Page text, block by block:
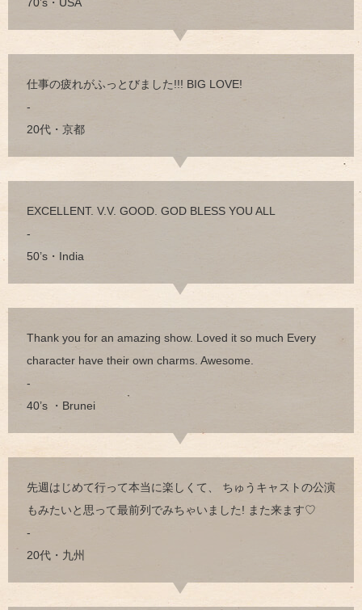
仕事の疲れがふっとびました!!! BIG LOVE!
-
20代・京都
EXCELLENT. V.V. GOOD. GOD BLESS YOU ALL
-
50’s・India
Thank you for an amazing show. Loved it so much Every
character have their own charms. Awesome.
-
40’s ・Brunei
先週はじめて行って本当に楽しくて、 ちゅうキャストの公演
もみたいと思って最前列でみちゃいました! また来ます♡
-
20代・九州